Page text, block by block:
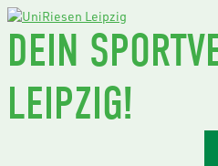
DEIN
LEIPZIG!